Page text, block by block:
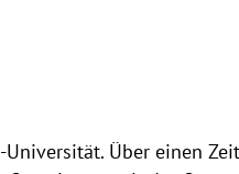
Über einen